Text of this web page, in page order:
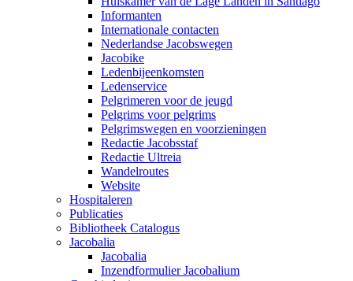
Informanten
Internationale contacten
Nederlandse Jacobswegen
Jacobike
Ledenbijeenkomsten
Ledenservice
Pelgrimeren voor de jeugd
Pelgrims voor pelgrims
Pelgrimswegen en voorzieningen
Redactie Jacobsstaf
Redactie Ultreia
Wandelroutes
Website
Hospitaleren
Publicaties
Bibliotheek Catalogus
Jacobalia
Jacobalia
Inzendformulier Jacobalium